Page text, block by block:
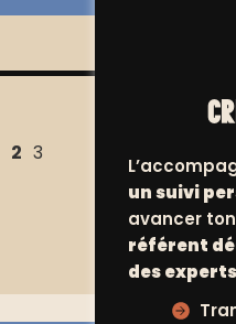
2 3
un suivi
avancer
référent
des